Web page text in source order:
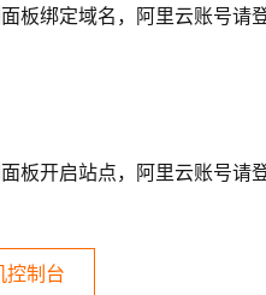
板绑定域名，阿里云账号请
板开启站点，阿里云账号请
控制台